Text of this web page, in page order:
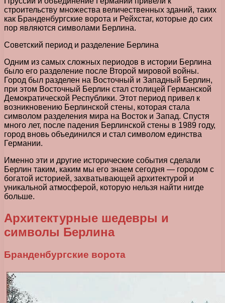
строительству множества величественных зданий, таких
как Бранденбургские ворота и Рейхстаг, которые до сих
пор являются символами Берлина.
Советский период и разделение Берлина
Одним из самых сложных периодов в истории Берлина
было его разделение после Второй мировой войны.
Город был разделен на Восточный и Западный Берлин,
при этом Восточный Берлин стал столицей Германской
Демократической Республики. Этот период привел к
возникновению Берлинской стены, которая стала
символом разделения мира на Восток и Запад. Спустя
много лет, после падения Берлинской стены в 1989 году,
город вновь объединился и стал символом единства
Германии.
Именно эти и другие исторические события сделали
Берлин таким, каким мы его знаем сегодня — городом с
богатой историей, захватывающей архитектурой и
уникальной атмосферой, которую нельзя найти нигде
больше.
Архитектурные шедевры и
символы Берлина
Бранденбургские ворота